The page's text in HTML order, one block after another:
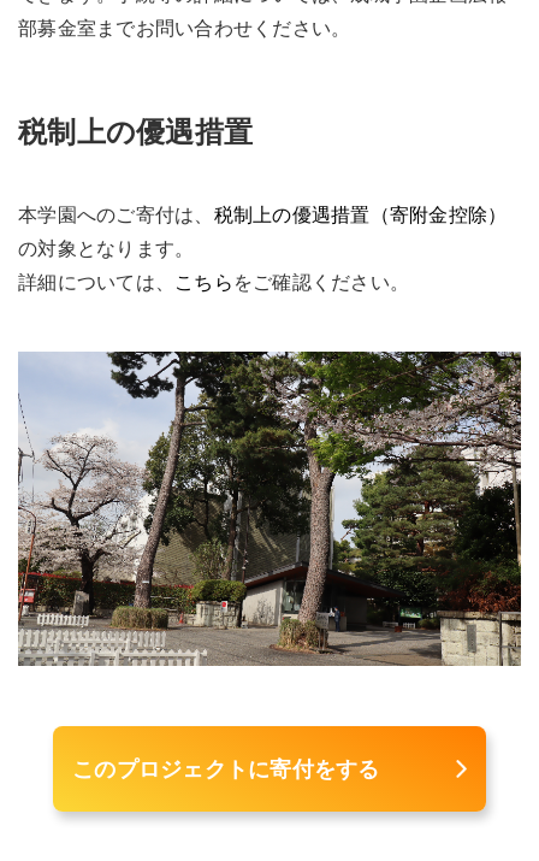
部募金室までお問い合わせください。
税制上の優遇措置
本学園へのご寄付は、 税制上の優遇措置（寄附金控除）
の対象となります。
詳細については、 こちらをご確認ください。
このプロジェクトに寄付をする